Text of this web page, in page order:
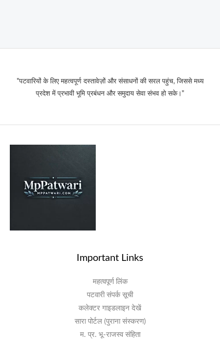
"पटवारियों के लिए महत्वपूर्ण दस्तावेज़ों और संसाधनों की सरल पहुंच, जिससे मध्य
प्रदेश में प्रभावी भूमि प्रबंधन और समुदाय सेवा संभव हो सके।"
Important Links
महत्वपूर्ण लिंक
पटवारी संपर्क सूची
कलेक्टर गाइडलाइन देखें
सारा पोर्टल (पुराना संस्करण)
म. प्र. भू-राजस्व संहिता